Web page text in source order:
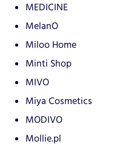
MEDICINE
MelanO
Miloo Home
Minti Shop
MIVO
Miya Cosmetics
MODIVO
Mollie.pl